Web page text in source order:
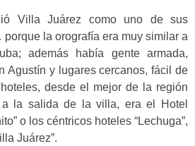
Villa Juárez como uno de sus
la orografía era muy similar a
además había gente armada,
Agustín y lugares cercanos, fácil de
desde el mejor de la región
a la salida de la villa, era el Hotel
o los céntricos hoteles “Lechuga”,
Juárez”.